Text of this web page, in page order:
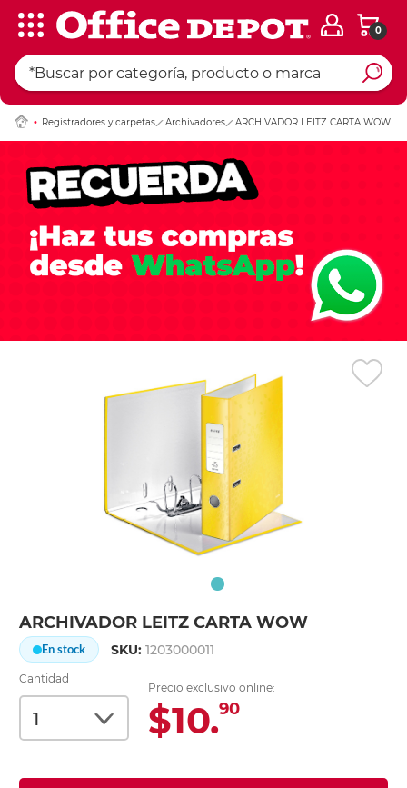
0
Registradores y carpetas Archivadores ARCHIVADOR LEITZ CARTA WOW
ARCHIVADOR LEITZ CARTA WOW
En stock SKU:1203000011
Cantidad
Precio exclusivo online:
$10.90
Ingresar Codigo